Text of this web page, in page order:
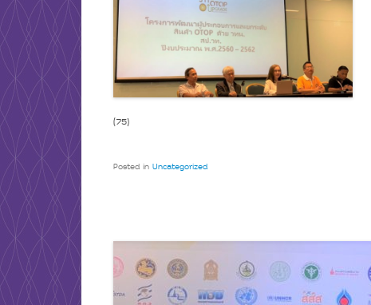
(75)
Posted in Uncategorized